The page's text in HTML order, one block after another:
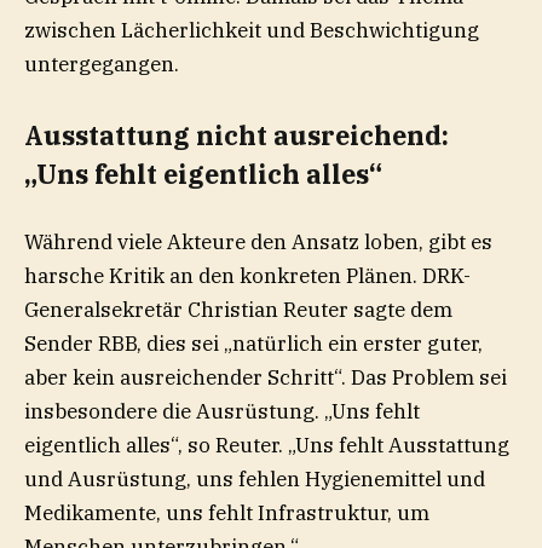
zwischen Lächerlichkeit und Beschwichtigung
untergegangen.
Ausstattung nicht ausreichend:
„Uns fehlt eigentlich alles“
Während viele Akteure den Ansatz loben, gibt es
harsche Kritik an den konkreten Plänen. DRK-
Generalsekretär Christian Reuter sagte dem
Sender RBB, dies sei „natürlich ein erster guter,
aber kein ausreichender Schritt“. Das Problem sei
insbesondere die Ausrüstung. „Uns fehlt
eigentlich alles“, so Reuter. „Uns fehlt Ausstattung
und Ausrüstung, uns fehlen Hygienemittel und
Medikamente, uns fehlt Infrastruktur, um